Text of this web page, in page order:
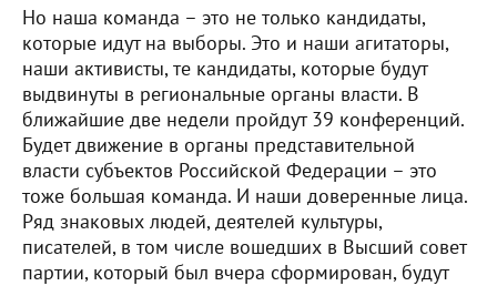
Но наша команда – это не только кандидаты,
которые идут на выборы. Это и наши агитаторы,
наши активисты, те кандидаты, которые будут
выдвинуты в региональные органы власти. В
ближайшие две недели пройдут 39 конференций.
Будет движение в органы представительной
власти субъектов Российской Федерации – это
тоже большая команда. И наши доверенные лица.
Ряд знаковых людей, деятелей культуры,
писателей, в том числе вошедших в Высший совет
партии, который был вчера сформирован, будут